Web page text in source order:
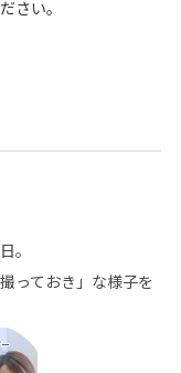
さい。
。
っておき」な様子を